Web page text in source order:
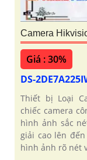
Camera
Giá : 30%
DS-
Thiết bị Loại
chiếc camera
hình ảnh sắc
giải cao lên
hình ảnh rõ nét